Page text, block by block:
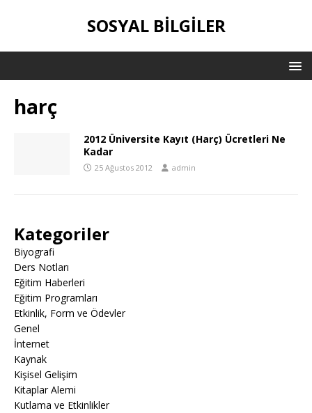
SOSYAL BILGILER
harç
2012 Üniversite Kayıt (Harç) Ücretleri Ne
Kadar
25 Ağustos 2012 admin
Kategoriler
Biyografi
Ders Notları
Eğitim Haberleri
Eğitim Programları
Etkinlik, Form ve Ödevler
Genel
İnternet
Kaynak
Kişisel Gelişim
Kitaplar Alemi
Kutlama ve Etkinlikler